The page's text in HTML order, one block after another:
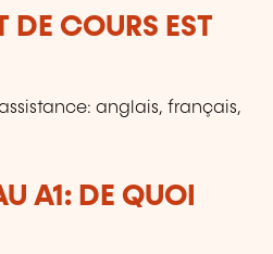
DE COURS EST
anglais, français,
A1: DE QUOI